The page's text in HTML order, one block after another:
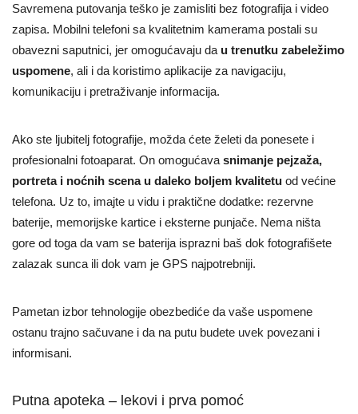
Savremena putovanja teško je zamisliti bez fotografija i video
zapisa. Mobilni telefoni sa kvalitetnim kamerama postali su
obavezni saputnici, jer omogućavaju da u trenutku zabeležimo
uspomene, ali i da koristimo aplikacije za navigaciju,
komunikaciju i pretraživanje informacija.
Ako ste ljubitelj fotografije, možda ćete želeti da ponesete i
profesionalni fotoaparat. On omogućava snimanje pejzaža,
portreta i noćnih scena u daleko boljem kvalitetu od većine
telefona. Uz to, imajte u vidu i praktične dodatke: rezervne
baterije, memorijske kartice i eksterne punjače. Nema ništa
gore od toga da vam se baterija isprazni baš dok fotografišete
zalazak sunca ili dok vam je GPS najpotrebniji.
Pametan izbor tehnologije obezbediće da vaše uspomene
ostanu trajno sačuvane i da na putu budete uvek povezani i
informisani.
Putna apoteka – lekovi i prva pomoć